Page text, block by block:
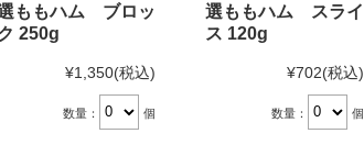
ももハム ブロッ
250g
¥1,350(税込)
数量： 個
選ももハム スライ
ス 120g
¥702(税込)
数量： 個